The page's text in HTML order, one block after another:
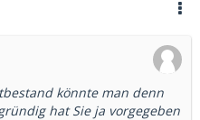
könnte man denn
hat Sie ja vorgegeben